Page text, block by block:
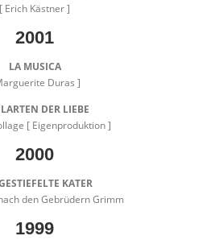
[ Erich Kästner ]
2001
LA MUSICA
Duras ]
DER LIEBE
[ Eigenproduktion ]
2000
KATER
den Gebrüdern Grimm
1999